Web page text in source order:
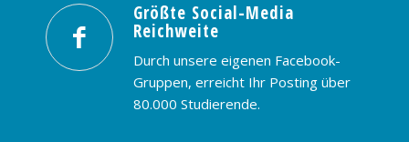
PREISE & BUCHUNG KONTAKT
Größte Social-Media
Reichweite
Durch unsere eigenen Facebook-
Gruppen, erreicht Ihr Posting über
80.000 Studierende.